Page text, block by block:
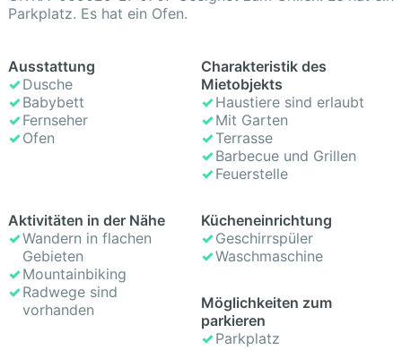
Parkplatz. Es hat ein Ofen.
Ausstattung
Dusche
Babybett
Fernseher
Ofen
Cha­rak­te­ris­tik des
Mietobjekts
Haustiere sind erlaubt
Mit Garten
Terrasse
Barbecue und Grillen
Feuerstelle
Aktivitäten in der Nähe
Wandern in flachen
Gebieten
Mountainbiking
Radwege sind
vorhanden
Kücheneinrichtung
Geschirrspüler
Waschmaschine
Möglichkeiten zum
parkieren
Parkplatz